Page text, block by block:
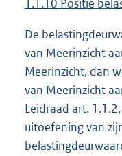
1.1.10 Positie
De
van Meerinzicht
Meerinzicht, dan
van Meerinzicht
Leidraad art.
uitoefening van